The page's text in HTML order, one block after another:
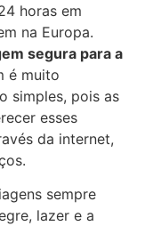
horas em
na Europa.
segura para a
é muito
simples, pois as
esses
da internet,
sempre
lazer e a